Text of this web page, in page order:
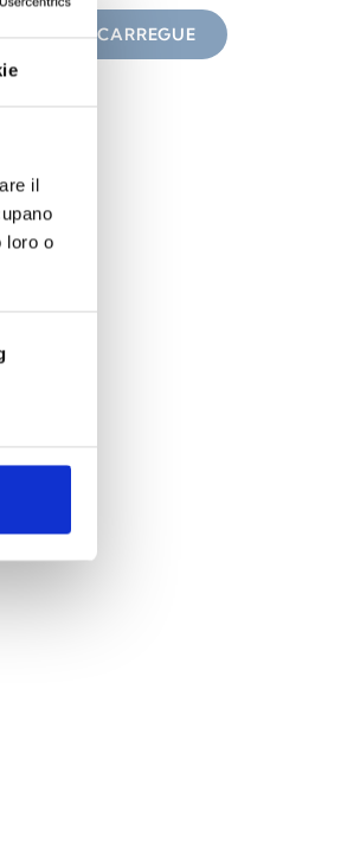
il
loro o
DESCARREGUE